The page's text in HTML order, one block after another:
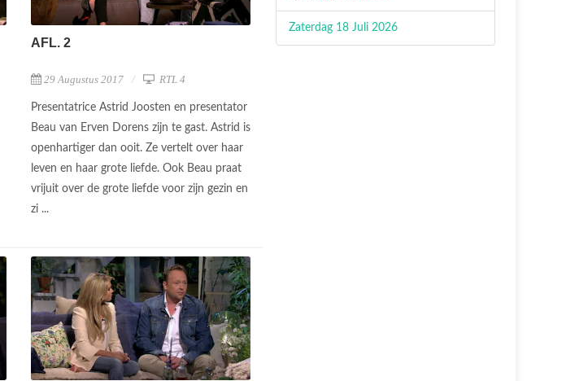
AFL. 2
29 Augustus 2017 RTL 4
Presentatrice Astrid Joosten en presentator
Beau van Erven Dorens zijn te gast. Astrid is
openhartiger dan ooit. Ze vertelt over haar
leven en haar grote liefde. Ook Beau praat
vrijuit over de grote liefde voor zijn gezin en
zi ...
Zaterdag 18 Juli 2026